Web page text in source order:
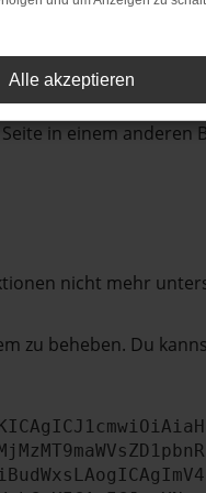
in einem anderen
nicht mehr
zu beheben. Du
Alle akzeptieren